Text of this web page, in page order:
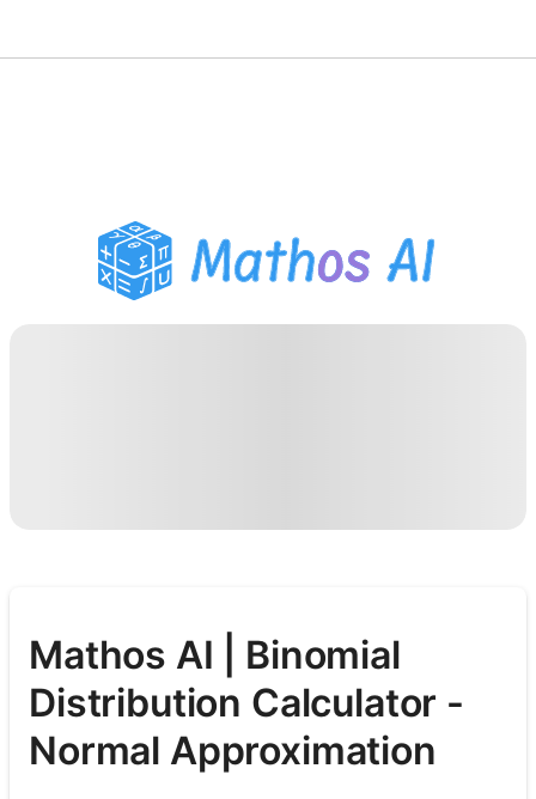
PDF Läxhjälp
Studieverktyg
Mathos AI | Binomial
Distribution Calculator -
Normal Approximation